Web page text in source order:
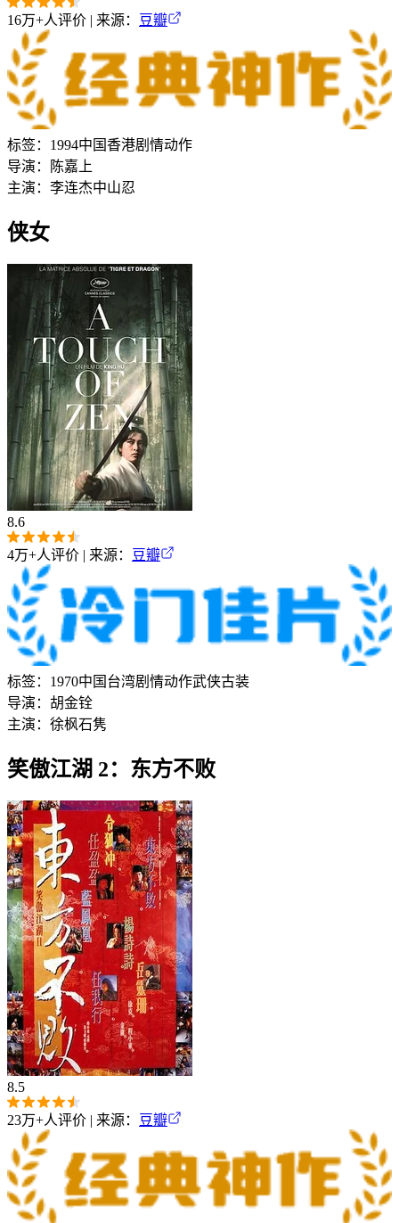
16万+人评价 | 来源： 豆瓣
标签： 1994中国香港剧情动作
导演：
陈嘉上
主演： 李连杰中山忍
侠女
8.6
4万+人评价 | 来源： 豆瓣
标签： 1970中国台湾剧情动作武侠古装
导演： 胡金铨
主演： 徐枫石隽
笑傲江湖 2：东方不败
8.5
23万+人评价 | 来源： 豆瓣